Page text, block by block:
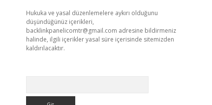
Hukuka ve yasal düzenlemelere aykırı olduğunu
düşündüğünüz içerikleri,
backlinkpanelicomtr@gmail.com adresine bildirmeniz
halinde, ilgili içerikler yasal süre içerisinde sitemizden
kaldırılacaktır.